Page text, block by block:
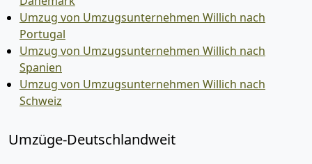
Umzug von Umzugsunternehmen Willich nach
Portugal
Umzug von Umzugsunternehmen Willich nach
Spanien
Umzug von Umzugsunternehmen Willich nach
Schweiz
Umzüge-Deutschlandweit